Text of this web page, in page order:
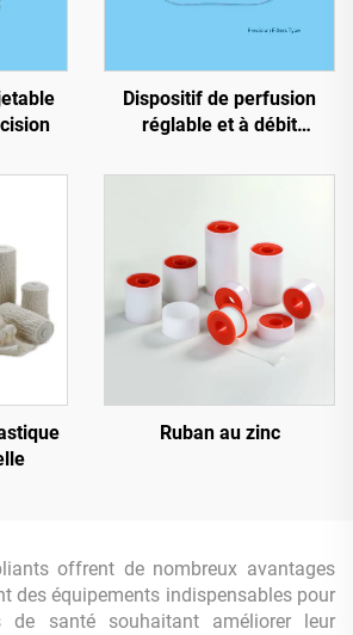
Dispositif de perfusion
réglable et à débit
unique
Ruban au zinc
offrent de nombreux avantages
des équipements indispensables pour
de santé souhaitant améliorer leur